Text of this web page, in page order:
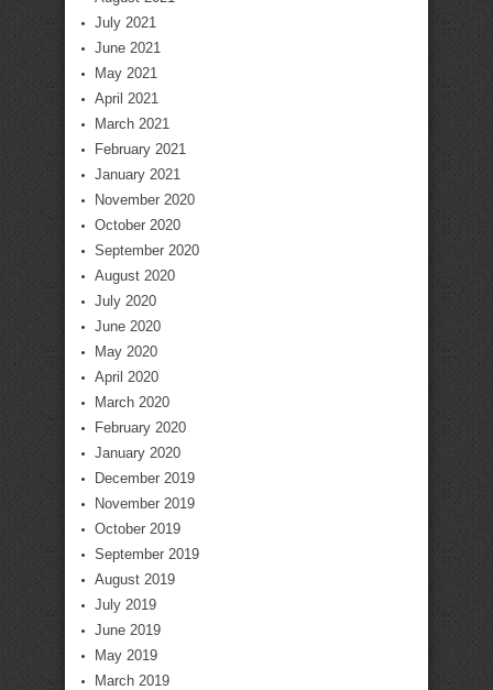
July 2021
June 2021
May 2021
April 2021
March 2021
February 2021
January 2021
November 2020
October 2020
September 2020
August 2020
July 2020
June 2020
May 2020
April 2020
March 2020
February 2020
January 2020
December 2019
November 2019
October 2019
September 2019
August 2019
July 2019
June 2019
May 2019
March 2019